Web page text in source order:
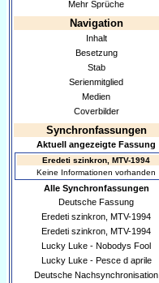
Mehr Sprüche
Navigation
Inhalt
Besetzung
Stab
Serienmitglied
Medien
Coverbilder
Synchronfassungen
Aktuell angezeigte Fassung
Eredeti szinkron, MTV-1994
Keine Informationen vorhanden
Alle Synchronfassungen
Deutsche Fassung
Eredeti szinkron, MTV-1994
Eredeti szinkron, MTV-1994
Lucky Luke - Nobodys Fool
Lucky Luke - Pesce d aprile
Deutsche Nachsynchronisation